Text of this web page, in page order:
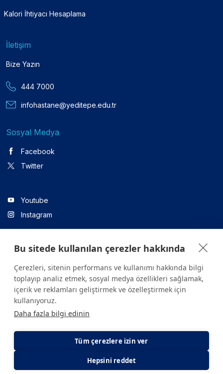
Kalori İhtiyacı Hesaplama
İletişim
Bize Yazın
444 7000
infohastane@yeditepe.edu.tr
Sosyal Medya
Facebook
Twitter
Youtube
Instagram
Linkedin
Sitede yer alan tüm içerikler yalnızca bilgilendirme amaçlıdır.
Sağlığınızla ilgili sorularınız için mutlaka doktoruza ya da bir sağlık
kuruluşuna başvurunuz.
Gizlilik ve Çerez Politikası KVKK Aydınlatma Metni
Bu sitede kullanılan çerezler hakkında
Çerezleri, sitenin performans ve kullanımı hakkında bilgi
toplayıp analiz etmek, sosyal medya özellikleri sağlamak,
içerik ve reklamları geliştirmek ve özelleştirmek için
kullanıyoruz.
Daha fazla bilgi edinin
Tüm çerezlere izin ver
Hepsini reddet